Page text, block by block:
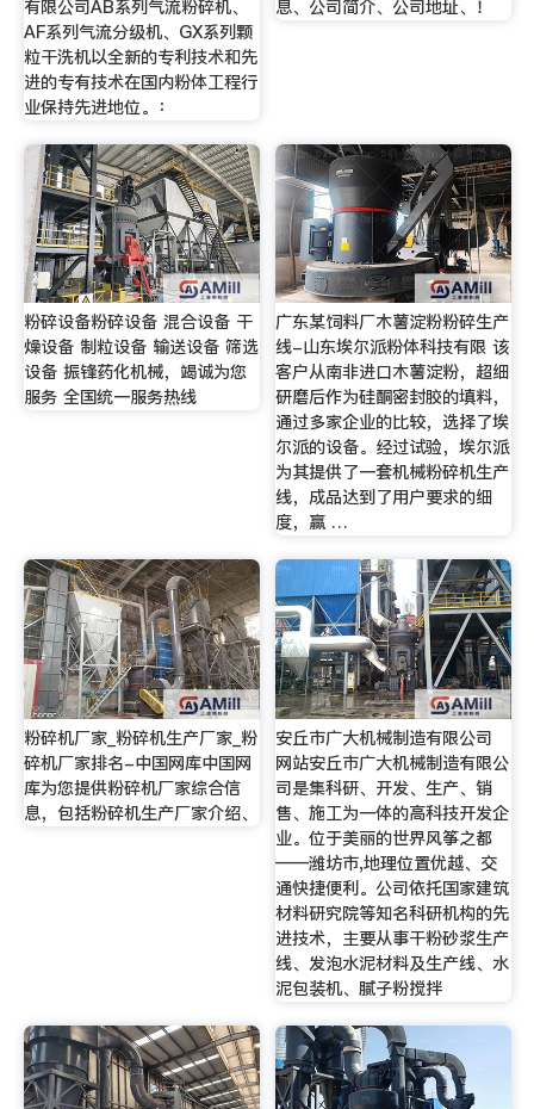
有限公司AB系列气流粉碎机、
AF系列气流分级机、GX系列颗
粒干洗机以全新的专利技术和先
进的专有技术在国内粉体工程行
业保持先进地位。：
息、公司简介、公司地址、！
粉碎设备粉碎设备 混合设备 干
燥设备 制粒设备 输送设备 筛选
设备 振锋药化机械，竭诚为您
服务 全国统一服务热线
广东某饲料厂木薯淀粉粉碎生产
线-山东埃尔派粉体科技有限 该
客户从南非进口木薯淀粉，超细
研磨后作为硅酮密封胶的填料，
通过多家企业的比较，选择了埃
尔派的设备。经过试验，埃尔派
为其提供了一套机械粉碎机生产
线，成品达到了用户要求的细
度，赢 …
粉碎机厂家_粉碎机生产厂家_粉
碎机厂家排名-中国网库中国网
库为您提供粉碎机厂家综合信
息，包括粉碎机生产厂家介绍、
安丘市广大机械制造有限公司
网站安丘市广大机械制造有限公
司是集科研、开发、生产、销
售、施工为一体的高科技开发企
业。位于美丽的世界风筝之都
——潍坊市,地理位置优越、交
通快捷便利。公司依托国家建筑
材料研究院等知名科研机构的先
进技术，主要从事干粉砂浆生产
线、发泡水泥材料及生产线、水
泥包装机、腻子粉搅拌